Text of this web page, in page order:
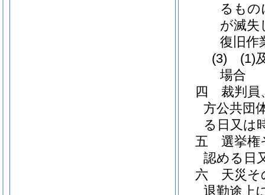
るもの
が滅失
復旧作
(3)
(1)
場合
四
裁判員
方公共団
る日又は
五
選挙
認める日
六
天災そ
退勤途上